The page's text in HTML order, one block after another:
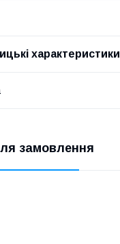
характеристики
замовлення